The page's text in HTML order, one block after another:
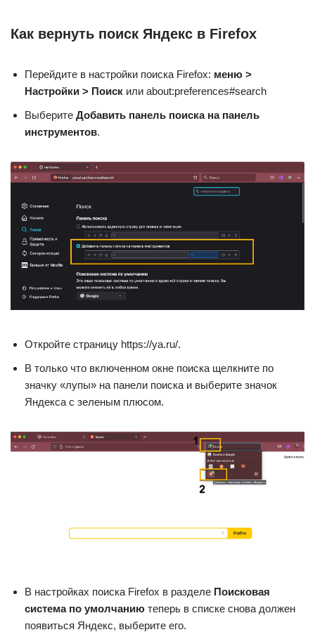
Как вернуть поиск Яндекс в Firefox
Перейдите в настройки поиска Firefox: меню >
Настройки > Поиск или about:preferences#search
Выберите Добавить панель поиска на панель
инструментов.
Откройте страницу https://ya.ru/.
В только что включенном окне поиска щелкните по
значку «лупы» на панели поиска и выберите значок
Яндекса с зеленым плюсом.
В настройках поиска Firefox в разделе Поисковая
система по умолчанию теперь в списке снова должен
появиться Яндекс, выберите его.